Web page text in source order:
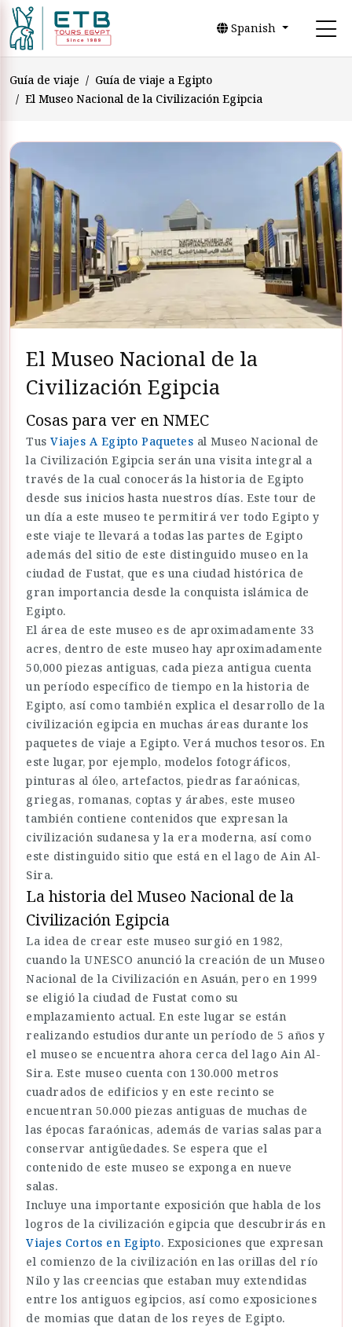
Spanish
Guía de viaje
Guía de viaje a Egipto
El Museo Nacional de la Civilización Egipcia
El Museo Nacional de la
Civilización Egipcia
Cosas para ver en NMEC
Tus Viajes A Egipto Paquetes al Museo Nacional de
la Civilización Egipcia serán una visita integral a
través de la cual conocerás la historia de Egipto
desde sus inicios hasta nuestros días. Este tour de
un día a este museo te permitirá ver todo Egipto y
este viaje te llevará a todas las partes de Egipto
además del sitio de este distinguido museo en la
ciudad de Fustat, que es una ciudad histórica de
gran importancia desde la conquista islámica de
Egipto.
El área de este museo es de aproximadamente 33
acres, dentro de este museo hay aproximadamente
50,000 piezas antiguas, cada pieza antigua cuenta
un período específico de tiempo en la historia de
Egipto, así como también explica el desarrollo de la
civilización egipcia en muchas áreas durante los
paquetes de viaje a Egipto. Verá muchos tesoros. En
este lugar, por ejemplo, modelos fotográficos,
pinturas al óleo, artefactos, piedras faraónicas,
griegas, romanas, coptas y árabes, este museo
también contiene contenidos que expresan la
civilización sudanesa y la era moderna, así como
este distinguido sitio que está en el lago de Ain Al-
Sira.
La historia del Museo Nacional de la
Civilización Egipcia
La idea de crear este museo surgió en 1982,
cuando la UNESCO anunció la creación de un Museo
Nacional de la Civilización en Asuán, pero en 1999
se eligió la ciudad de Fustat como su
emplazamiento actual. En este lugar se están
realizando estudios durante un período de 5 años y
el museo se encuentra ahora cerca del lago Ain Al-
Sira. Este museo cuenta con 130.000 metros
cuadrados de edificios y en este recinto se
encuentran 50.000 piezas antiguas de muchas de
las épocas faraónicas, además de varias salas para
conservar antigüedades. Se espera que el
contenido de este museo se exponga en nueve
salas.
Incluye una importante exposición que habla de los
logros de la civilización egipcia que descubrirás en
Viajes Cortos en Egipto. Exposiciones que expresan
el comienzo de la civilización en las orillas del río
Nilo y las creencias que estaban muy extendidas
entre los antiguos egipcios, así como exposiciones
de momias que datan de los reyes de Egipto.